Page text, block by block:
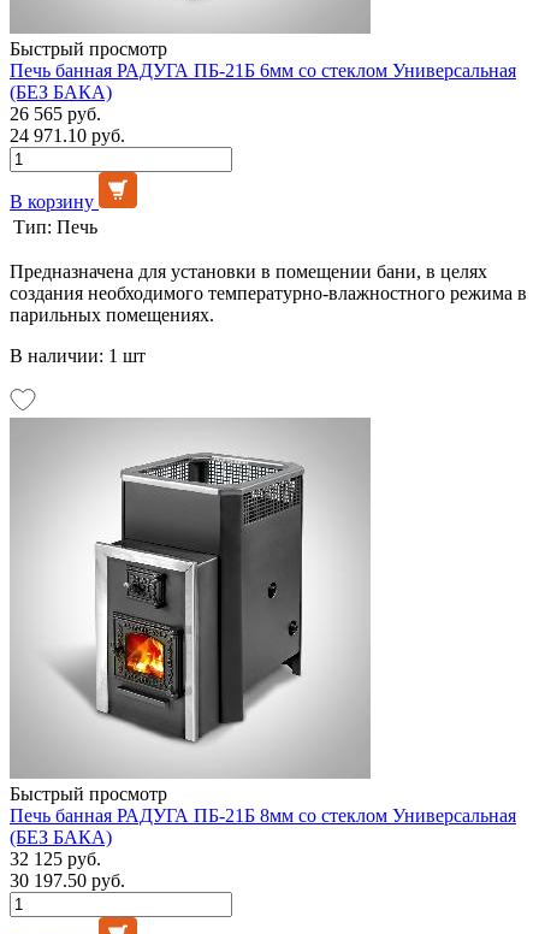
Быстрый просмотр
Печь банная РАДУГА ПБ-21Б 6мм со стеклом Универсальная
(БЕЗ БАКА)
26 565 руб.
24 971.10 руб.
В корзину
Тип: Печь
Предназначена для установки в помещении бани, в целях
создания необходимого температурно-влажностного режима в
парильных помещениях.
В наличии: 1 шт
Быстрый просмотр
Печь банная РАДУГА ПБ-21Б 8мм со стеклом Универсальная
(БЕЗ БАКА)
32 125 руб.
30 197.50 руб.